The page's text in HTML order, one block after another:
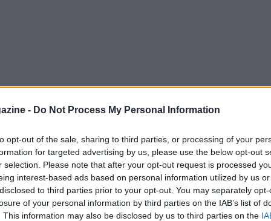
- Do Not Process My Personal Information
opt-out of the sale, sharing to third parties, or processing of your
for targeted advertising by us, please use the below opt-out
selection. Please note that after your opt-out request is processed
interest-based ads based on personal information utilized by us
to third parties prior to your opt-out. You may separately
of your personal information by third parties on the IAB’s list of
This information may also be disclosed by us to third parties on the
Ben Stokessarà in campo con la sua
di County Championshipcontro
La scelta di giocare per Durham arriva
dopo l’esclusione di Stokes dalla